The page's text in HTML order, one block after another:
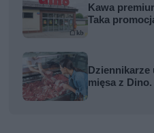
Kawa
Taka
mięsa z